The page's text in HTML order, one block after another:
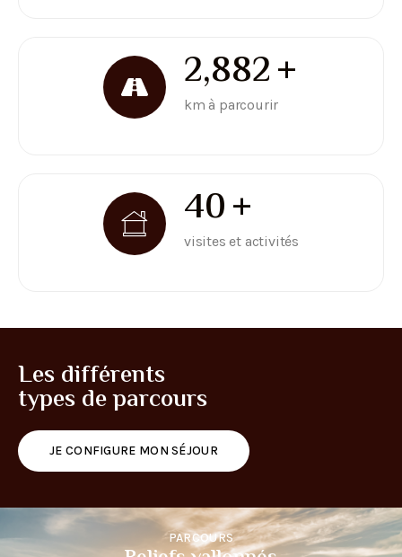
3,500+
km à parcourir
50+
visites et activités
Les différents
types de parcours
JE CONFIGURE MON SÉJOUR
PARCOURS